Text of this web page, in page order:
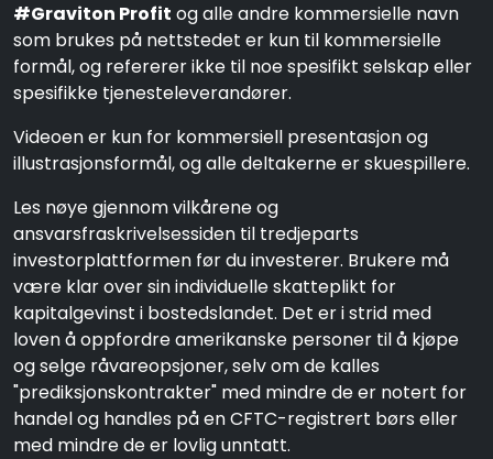
#Graviton Profit og alle andre kommersielle navn
som brukes på nettstedet er kun til kommersielle
formål, og refererer ikke til noe spesifikt selskap eller
spesifikke tjenesteleverandører.
Videoen er kun for kommersiell presentasjon og
illustrasjonsformål, og alle deltakerne er skuespillere.
Les nøye gjennom vilkårene og
ansvarsfraskrivelsessiden til tredjeparts
investorplattformen før du investerer. Brukere må
være klar over sin individuelle skatteplikt for
kapitalgevinst i bostedslandet. Det er i strid med
loven å oppfordre amerikanske personer til å kjøpe
og selge råvareopsjoner, selv om de kalles
"prediksjonskontrakter" med mindre de er notert for
handel og handles på en CFTC-registrert børs eller
med mindre de er lovlig unntatt.